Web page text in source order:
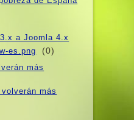
a Joomla 4.x
(0)
más